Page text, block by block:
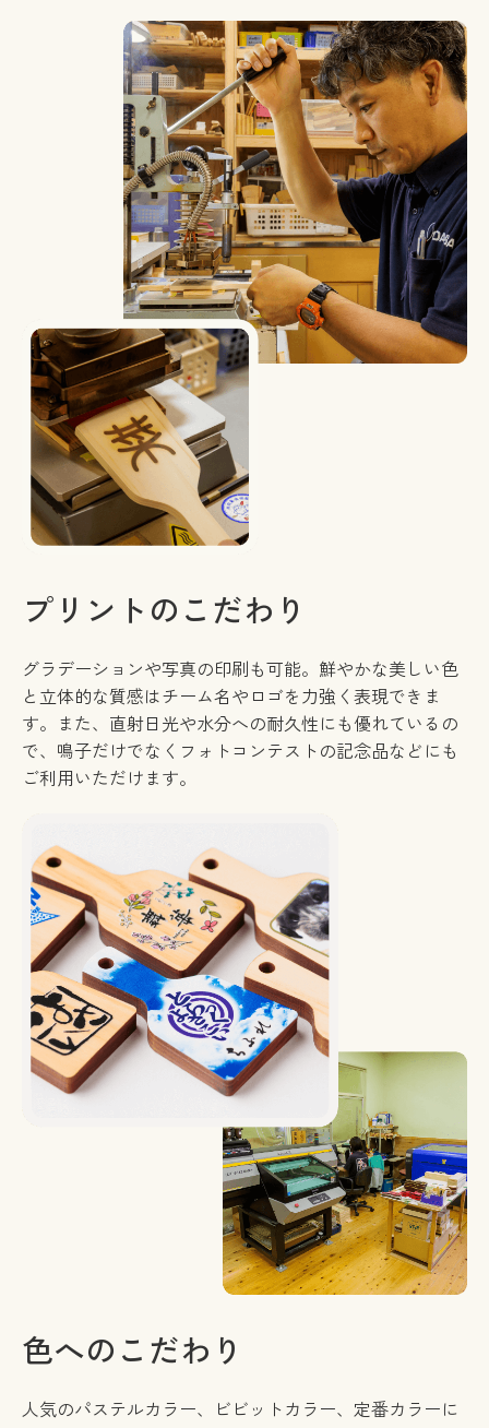
プリントのこだわり
グラデーションや写真の印刷も可能。鮮やかな美しい色
と立体的な質感はチーム名やロゴを力強く表現できま
す。また、直射日光や水分への耐久性にも優れているの
で、鳴子だけでなくフォトコンテストの記念品などにも
ご利用いただけます。
色へのこだわり
人気のパステルカラー、ビビットカラー、定番カラーに